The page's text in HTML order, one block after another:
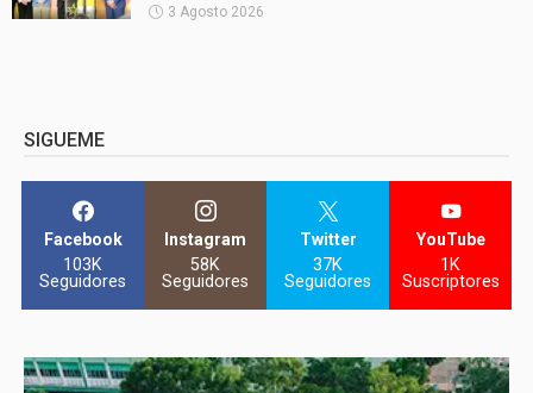
3 Agosto 2026
SIGUEME
Facebook
103K
Seguidores
Instagram
58K
Seguidores
Twitter
37K
Seguidores
YouTube
1K
Suscriptores